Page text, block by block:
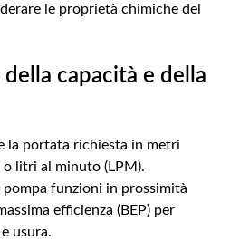
le proprietà chimiche del
capacità e della
la portata richiesta in metri
o litri al minuto (LPM).
pompa funzioni in prossimità
efficienza (BEP) per
usura.